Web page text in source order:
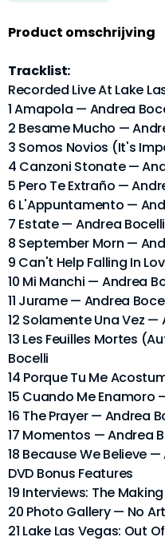
Product omschrijving
Tracklist:
Recorded Live At Lake
1 Amapola — Andrea
2 Besame Mucho —
3 Somos Novios (It's
4 Canzoni Stonate —
5 Pero Te Extraño —
6 L'Appuntamento —
7 Estate — Andrea Bocelli
8 September Morn —
9 Can't Help Falling In
10 Mi Manchi — Andrea
11 Jurame — Andrea
12 Solamente Una Vez —
13 Les Feuilles Mortes
Bocelli
14 Porque Tu Me
15 Cuando Me Enamoro
16 The Prayer — Andrea
17 Momentos — Andrea
18 Because We Believe
DVD Bonus Features
19 Interviews: The
20 Photo Gallery — No
21 Lake Las Vegas: Out